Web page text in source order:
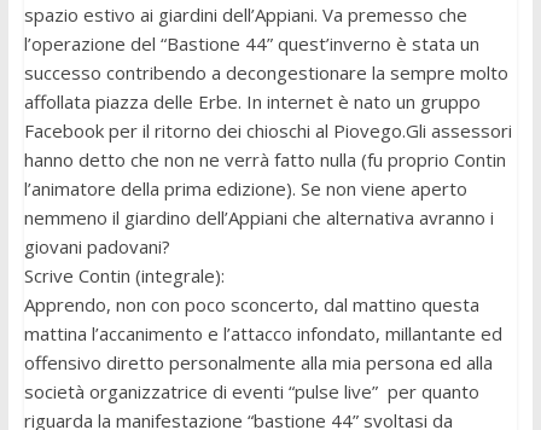
spazio estivo ai giardini dell’Appiani. Va premesso che
l’operazione del “Bastione 44” quest’inverno è stata un
successo contribendo a decongestionare la sempre molto
affollata piazza delle Erbe. In internet è nato un gruppo
Facebook per il ritorno dei chioschi al Piovego.Gli assessori
hanno detto che non ne verrà fatto nulla (fu proprio Contin
l’animatore della prima edizione). Se non viene aperto
nemmeno il giardino dell’Appiani che alternativa avranno i
giovani padovani?
Scrive Contin (integrale):
Apprendo, non con poco sconcerto, dal mattino questa
mattina l’accanimento e l’attacco infondato, millantante ed
offensivo diretto personalmente alla mia persona ed alla
società organizzatrice di eventi “pulse live” per quanto
riguarda la manifestazione “bastione 44” svoltasi da